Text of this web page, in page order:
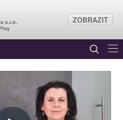
s.r.o.
ZOBRAZIT